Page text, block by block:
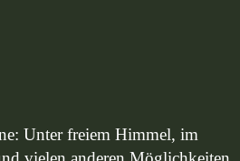
Unter freiem Himmel, im